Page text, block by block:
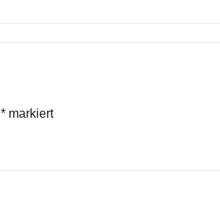
* markiert